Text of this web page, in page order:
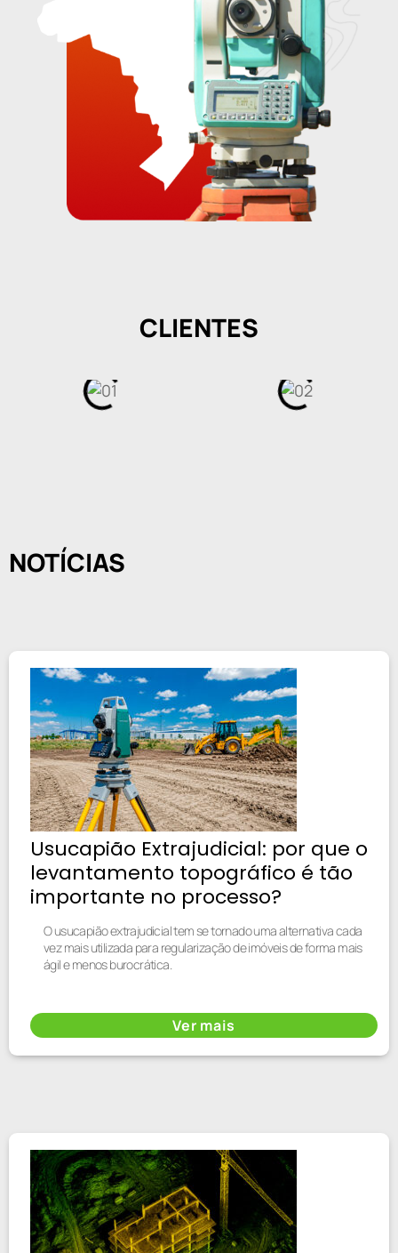
CLIENTES
NOTÍCIAS
Usucapião Extrajudicial: por que o
levantamento topográfico é tão
importante no processo?
O usucapião extrajudicial tem se tornado uma alternativa cada
vez mais utilizada para regularização de imóveis de forma mais
ágil e menos burocrática.
Ver mais